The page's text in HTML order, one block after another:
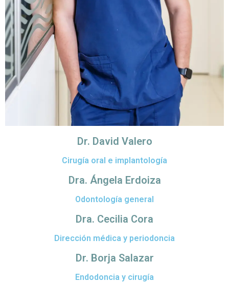
Dr. David Valero
Cirugía oral e implantología
Dra. Ángela Erdoiza
Odontología general
Dra. Cecilia Cora
Dirección médica y periodoncia
Dr. Borja Salazar
Endodoncia y cirugía